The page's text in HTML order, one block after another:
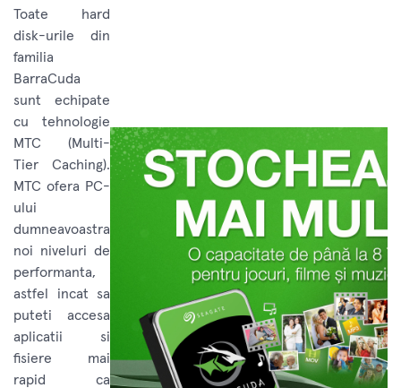
Toate hard
disk-urile din
familia
BarraCuda
sunt echipate
cu tehnologie
MTC (Multi-
Tier Caching).
MTC ofera PC-
ului
dumneavoastra
noi niveluri de
performanta,
astfel incat sa
puteti accesa
aplicatii si
fisiere mai
rapid ca